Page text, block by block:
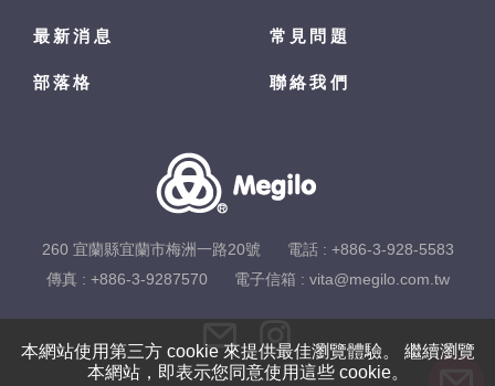
本網站使用第三方 cookie 來提供最佳瀏覽體驗。 繼續瀏覽
本網站，即表示您同意使用這些 cookie。
最新消息 常見問題
部落格 聯絡我們
260 宜蘭縣宜蘭市梅洲一路20號 電話 : +886-3-928-5583
傳真 : +886-3-9287570
電子信箱 : vita@megilo.com.tw